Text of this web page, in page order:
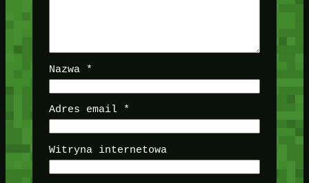
Nazwa *
Adres email *
Witryna internetowa